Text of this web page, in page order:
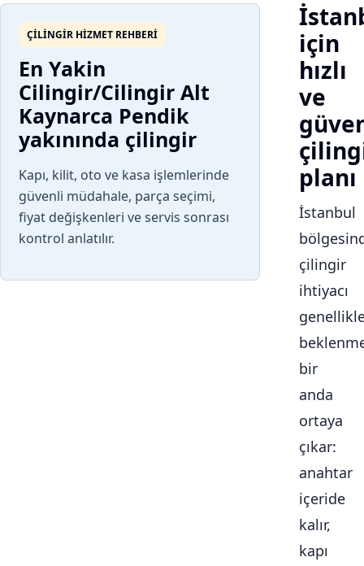
ÇILINGIR HIZMET REHBERI
En Yakin
Cilingir/Cilingir Alt
Kaynarca Pendik
yakınında çilingir
Kapı, kilit, oto ve kasa işlemlerinde
güvenli müdahale, parça seçimi,
fiyat değişkenleri ve servis sonrası
kontrol anlatılır.
için
hızlı
ve
planı
İstanbul
çilingir
ihtiyacı
bir
anda
ortaya
çıkar:
anahtar
içeride
kalır,
kapı